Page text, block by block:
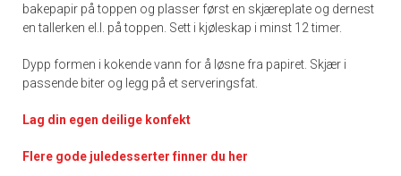
bakepapir på toppen og plasser først en skjæreplate og dernest
en tallerken el.l. på toppen. Sett i kjøleskap i minst 12 timer.
Dypp formen i kokende vann for å løsne fra papiret. Skjær i
passende biter og legg på et serveringsfat.
Lag din egen deilige konfekt
Flere gode juledesserter finner du her